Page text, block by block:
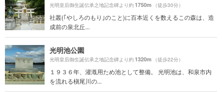
光明皇后御生誕伝承之地記念碑より約1750m （徒歩30分）
社叢(｢やしろのもり｣のこと)に百本近くを数えるこの森は、造
成前の泉北丘...
光明池公園
光明皇后御生誕伝承之地記念碑より約1320m （徒歩22分）
１９３６年、灌漑用ため池として整備。 光明池は、和泉市内
を流れる槇尾川の...